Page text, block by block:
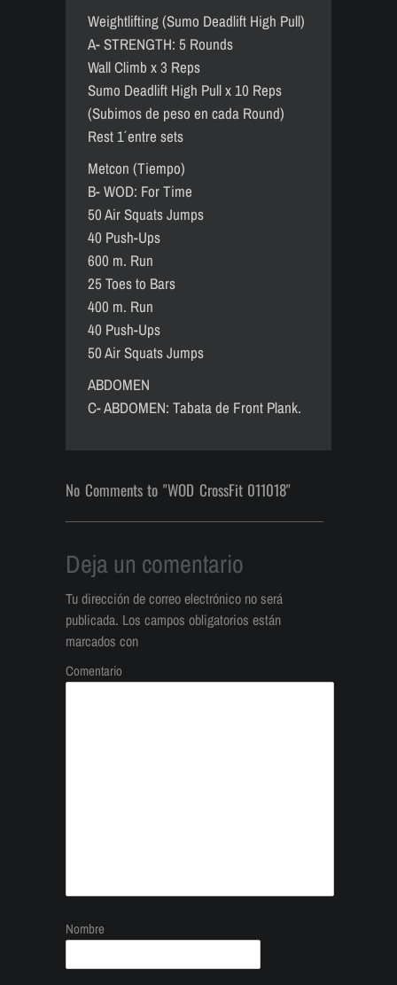
Weightlifting (Sumo Deadlift High Pull)
A- STRENGTH: 5 Rounds
Wall Climb x 3 Reps
Sumo Deadlift High Pull x 10 Reps
(Subimos de peso en cada Round)
Rest 1´ entre sets
Metcon (Tiempo)
B- WOD: For Time
50 Air Squats Jumps
40 Push-Ups
600 m. Run
25 Toes to Bars
400 m. Run
40 Push-Ups
50 Air Squats Jumps
ABDOMEN
C- ABDOMEN: Tabata de Front Plank.
No Comments to "WOD CrossFit 011018"
Deja un comentario
Tu dirección de correo electrónico no será
publicada. Los campos obligatorios están
marcados con
Comentario
Nombre